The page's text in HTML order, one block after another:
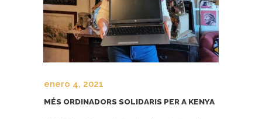
enero 4, 2021
MÉS ORDINADORS SOLIDARIS PER A KENYA